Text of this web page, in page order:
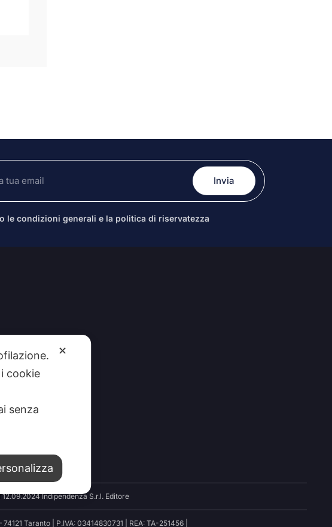
le condizioni generali e la politica di riservatezza
A STUDIO100
Indipendenza S.r.l. Editore
Taranto | P.IVA: 03414830731 | REA: TA-251456 |
✕
cookie
senza